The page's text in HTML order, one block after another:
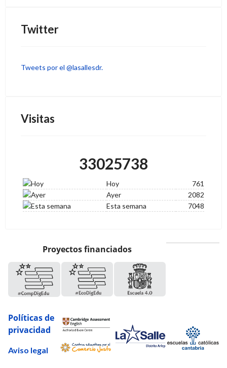
Twitter
Tweets por el @lasallesdr.
Visitas
33025738
Hoy
761
Ayer
2082
Esta semana
7048
Proyectos financiados
Políticas de
privacidad
Aviso legal